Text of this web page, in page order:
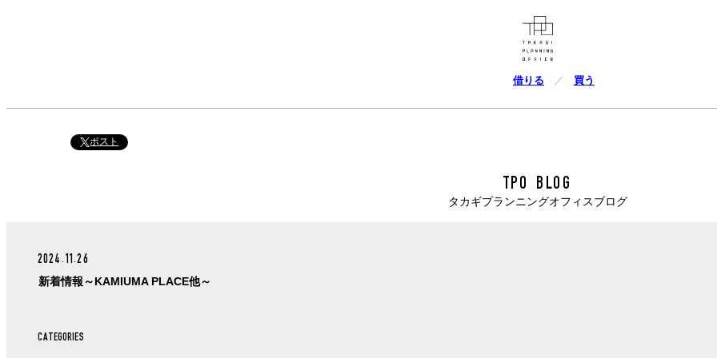
借りる 買う
ポスト
TPO BLOG
タカギプランニングオフィスブログ
2024.11.26
新着情報～KAMIUMA PLACE他～
CATEGORIES